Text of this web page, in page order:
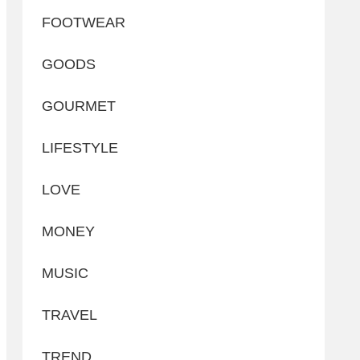
FOOTWEAR
GOODS
GOURMET
LIFESTYLE
LOVE
MONEY
MUSIC
TRAVEL